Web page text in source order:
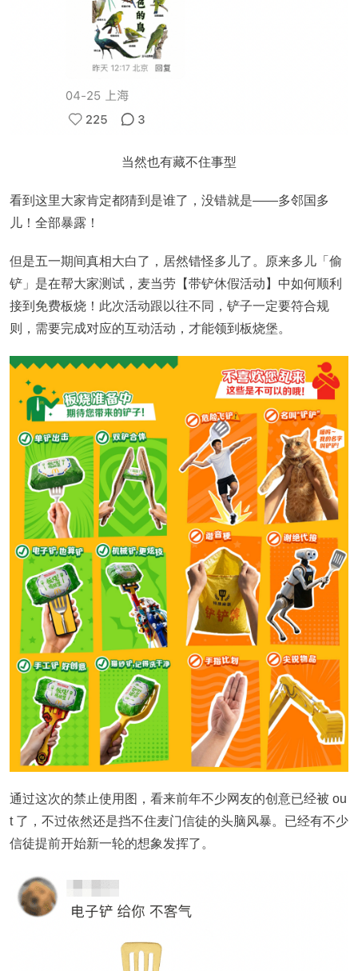
当然也有藏不住事型
看到这里大家肯定都猜到是谁了，没错就是——多邻国多
儿！全部暴露！
但是五一期间真相大白了，居然错怪多儿了。原来多儿「偷
铲」 是在帮大家测试，麦当劳【带铲休假活动】中如何顺利
接到免费板烧！此次活动跟以往不同，铲子一定要符合规
则，需要完成对应的互动活动，才能领到板烧堡。
通过这次的禁止使用图，看来前年不少网友的创意已经被 ou
t 了，不过依然还是挡不住麦门信徒的头脑风暴。已经有不少
信徒提前开始新一轮的想象发挥了。